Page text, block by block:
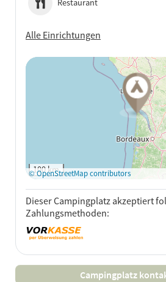
Restaurant
Alle Einrichtungen
Auf Google
anzeigen
100 km
© OpenStreetMap contributors
Dieser Campingplatz akzeptiert
Zahlungsmethoden:
Campingplatz